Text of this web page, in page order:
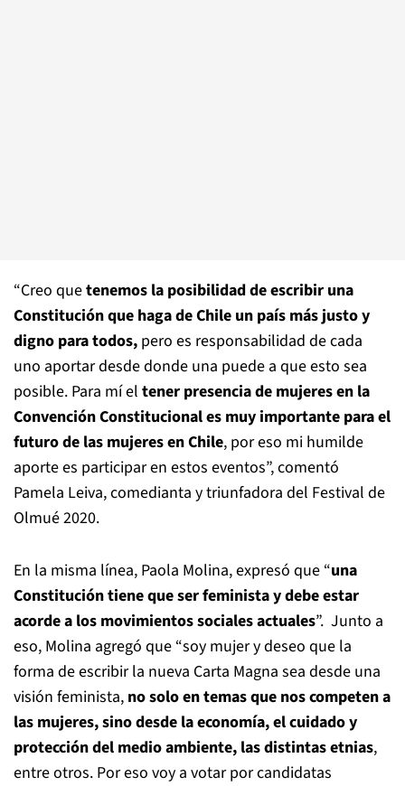
“Creo quetenemos la posibilidad de escribir una
Constitución que haga de Chile un país más justo y
digno para todos, pero es responsabilidad de cada
uno aportar desdedonde una puede a que esto sea
posible. Para mí el tener presencia de mujeres en la
Convención Constitucionales muy importante para el
futuro de las mujeres en Chile, por eso mi humilde
aporte es participar en estos eventos”, comentó
Pamela Leiva, comedianta y triunfadora del Festival de
Olmué 2020.
En la misma línea, Paola Molina, expresó que “una
Constitucióntiene que ser feminista y debe estar
acorde a los movimientos sociales actuales”. Junto a
eso, Molina agregó que “soy mujer y deseo que la
forma de escribir la nueva Carta Magna sea desde una
visión feminista, no solo en temas que nos competen a
las mujeres, sino desde la economía, elcuidado y
protección del medio ambiente, las distintas etnias,
entre otros. Por eso voy a votar por candidatas